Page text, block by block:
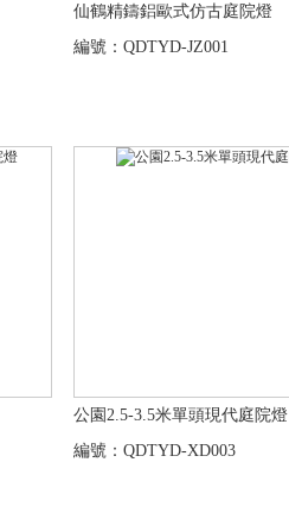
仙鶴精鑄鋁歐式仿古庭院燈
編號：QDTYD-JZ001
公園2.5-3.5米單頭現代庭院燈
編號：QDTYD-XD003